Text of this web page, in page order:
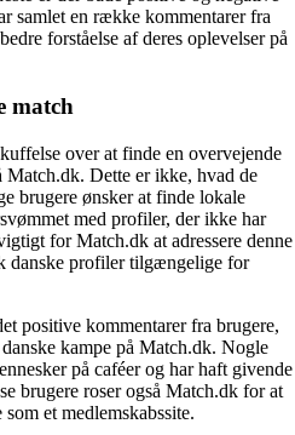
samlet en række kommentarer fra
forståelse af deres oplevelser på
match
over at finde en overvejende
Dette er ikke, hvad de
brugere ønsker at finde lokale
med profiler, der ikke har
for Match.dk at adressere denne
danske profiler tilgængelige for
positive kommentarer fra brugere,
kampe på Match.dk. Nogle
på caféer og har haft givende
brugere roser også Match.dk for at
et medlemskabssite.